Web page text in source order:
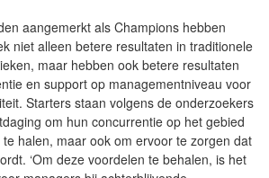
aangemerkt als Champions hebben
niet alleen betere resultaten in traditionele
maar hebben ook betere resultaten
en support op managementniveau voor
Starters staan volgens de onderzoekers
om hun concurrentie op het gebied
halen, maar ook om ervoor te zorgen dat
‘Om deze voordelen te behalen, is het